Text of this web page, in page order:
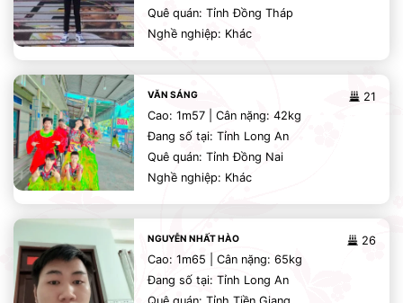
Quê quán: Tỉnh Đồng Tháp
Nghề nghiệp: Khác
21
VĂN SÁNG
Cao: 1m57 | Cân nặng: 42kg
Đang số tại: Tỉnh Long An
Quê quán: Tỉnh Đồng Nai
Nghề nghiệp: Khác
26
NGUYỄN NHẤT HÀO
Cao: 1m65 | Cân nặng: 65kg
Đang số tại: Tỉnh Long An